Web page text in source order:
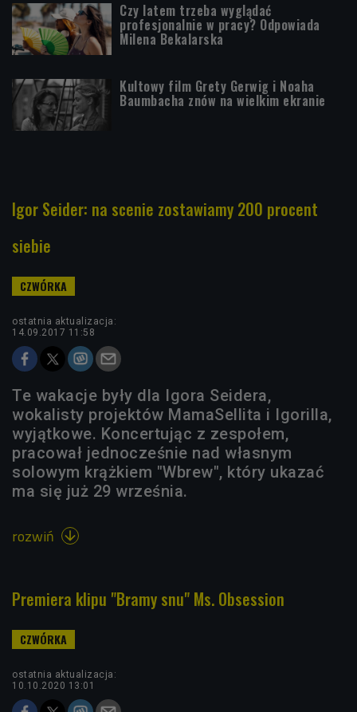
Czy latem trzeba wyglądać
profesjonalnie w pracy? Odpowiada
Milena Bekalarska
Kultowy film Grety Gerwig i Noaha
Baumbacha znów na wielkim ekranie
Igor Seider: na scenie zostawiamy 200 procent
siebie
ostatnia aktualizacja:
14.09.2017 11:58
Te wakacje były dla Igora Seidera,
wokalisty projektów MamaSellita i Igorilla,
wyjątkowe. Koncertując z zespołem,
pracował jednocześnie nad własnym
solowym krążkiem "Wbrew", który ukazać
ma się już 29 września.
rozwiń 
Premiera klipu "Bramy snu" Ms. Obsession
ostatnia aktualizacja:
10.10.2020 13:01